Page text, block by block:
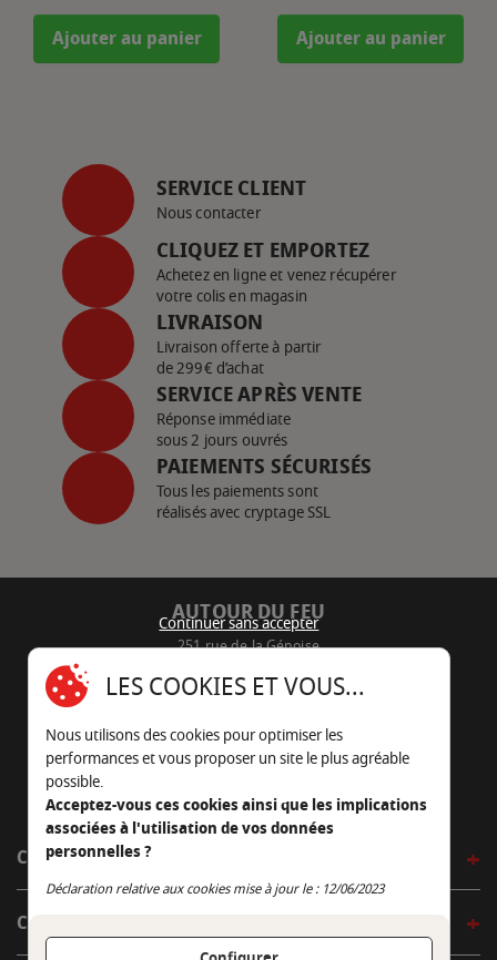
Ajouter au panier Ajouter au panier
SERVICE CLIENT
Nous contacter
CLIQUEZ ET EMPORTEZ
Achetez en ligne et venez récupérer
votre colis en magasin
LIVRAISON
Livraison offerte à partir
de 299€ d’achat
SERVICE APRÈS VENTE
Réponse immédiate
sous 2 jours ouvrés
PAIEMENTS SÉCURISÉS
Tous les paiements sont
réalisés avec cryptage SSL
AUTOUR DU FEU
251 rue de la Génoise
05 45 22 98 09
Nous envoyer un e-mail
CÔTÉ OUTDOOR
CÔTÉ INDOOR
Continuer sans accepter
LES COOKIES ET VOUS...
Nous utilisons des cookies pour optimiser les
performances et vous proposer un site le plus agréable
possible.
Acceptez-vous ces cookies ainsi que les implications
associées à l'utilisation de vos données
personnelles ?
Déclaration relative aux cookies mise à jour le : 12/06/2023
Continuer sans accepter